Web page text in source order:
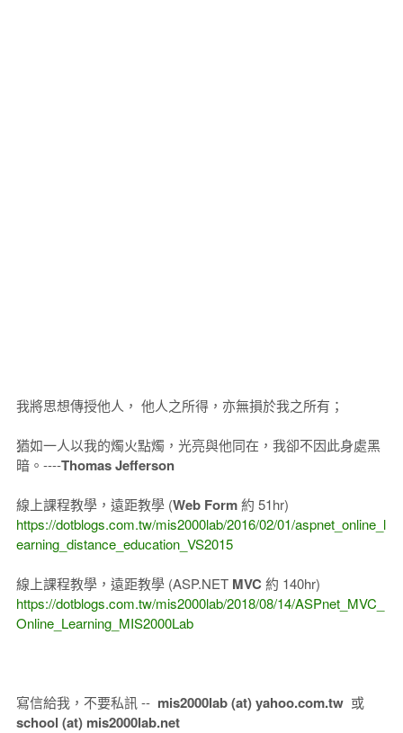
我將思想傳授他人， 他人之所得，亦無損於我之所有；
猶如一人以我的燭火點燭，光亮與他同在，我卻不因此身處黑
暗。----Thomas Jefferson
線上課程教學，遠距教學 (Web Form約 51hr)
https://dotblogs.com.tw/mis2000lab/2016/02/01/aspnet_online_l
earning_distance_education_VS2015
線上課程教學，遠距教學 (ASP.NET MVC 約 140hr)
https://dotblogs.com.tw/mis2000lab/2018/08/14/ASPnet_MVC_
Online_Learning_MIS2000Lab
寫信給我，不要私訊 -- mis2000lab (at) yahoo.com.tw或
school (at) mis2000lab.net